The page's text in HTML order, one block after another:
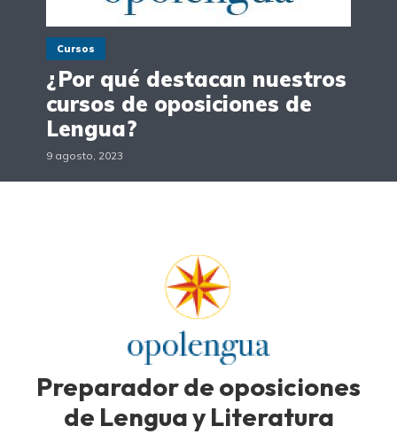
Cursos
¿Por qué destacan nuestros
cursos de oposiciones de
Lengua?
9 agosto, 2023
Preparador de oposiciones
de Lengua y Literatura